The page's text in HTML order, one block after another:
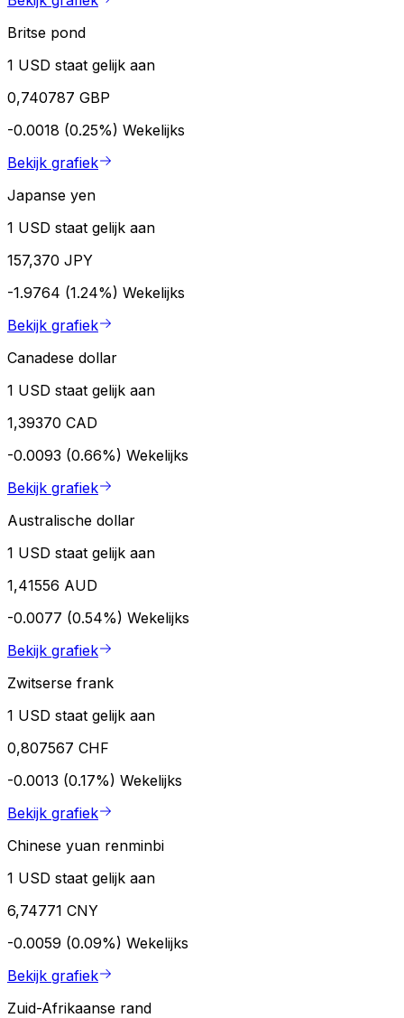
Britse pond
1 USD staat gelijk aan
0,740787 GBP
-0.0018 (0.25%) Wekelijks
Bekijk grafiek
Japanse yen
1 USD staat gelijk aan
157,370 JPY
-1.9764 (1.24%) Wekelijks
Bekijk grafiek
Canadese dollar
1 USD staat gelijk aan
1,39370 CAD
-0.0093 (0.66%) Wekelijks
Bekijk grafiek
Australische dollar
1 USD staat gelijk aan
1,41556 AUD
-0.0077 (0.54%) Wekelijks
Bekijk grafiek
Zwitserse frank
1 USD staat gelijk aan
0,807567 CHF
-0.0013 (0.17%) Wekelijks
Bekijk grafiek
Chinese yuan renminbi
1 USD staat gelijk aan
6,74771 CNY
-0.0059 (0.09%) Wekelijks
Bekijk grafiek
Zuid-Afrikaanse rand